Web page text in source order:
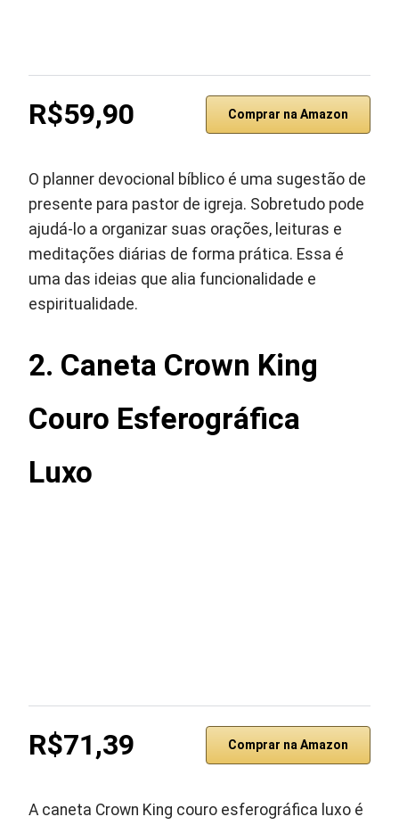
R$59,90 Comprar na Amazon
O planner devocional bíblico é uma sugestão de
presente para pastor de igreja. Sobretudo pode
ajudá-lo a organizar suas orações, leituras e
meditações diárias de forma prática. Essa é
uma das ideias que alia funcionalidade e
espiritualidade.
2. Caneta Crown King
Couro Esferográfica
Luxo
R$71,39 Comprar na Amazon
A caneta Crown King couro esferográfica luxo é